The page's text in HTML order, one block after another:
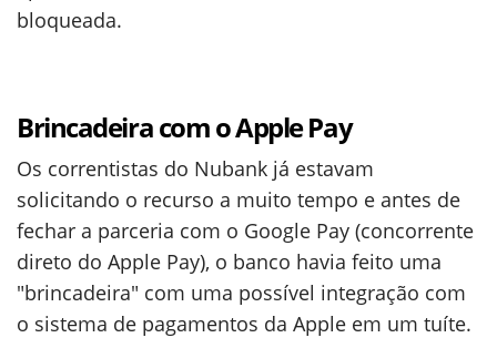
bloqueada.
Brincadeira com o Apple Pay
Os correntistas do Nubank já estavam
solicitando o recurso a muito tempo e antes de
fechar a parceria com o Google Pay (concorrente
direto do Apple Pay), o banco havia feito uma
"brincadeira" com uma possível integração com
o sistema de pagamentos da Apple em um tuíte.